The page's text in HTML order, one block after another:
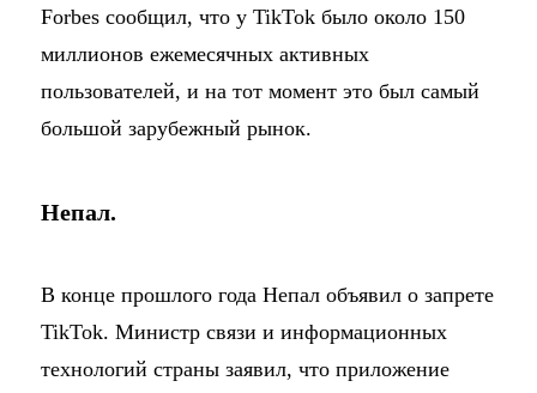
Forbes сообщил, что у TikTok было около 150
миллионов ежемесячных активных
пользователей, и на тот момент это был самый
большой зарубежный рынок.
Непал.
В конце прошлого года Непал объявил о запрете
TikTok. Министр связи и информационных
технологий страны заявил, что приложение